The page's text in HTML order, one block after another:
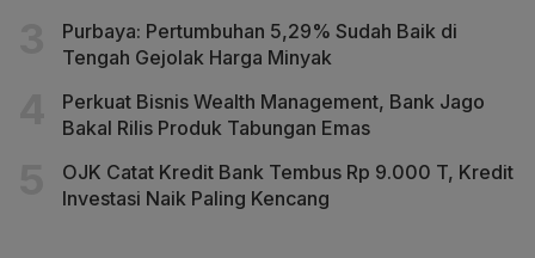
Purbaya: Pertumbuhan 5,29% Sudah Baik di
Tengah Gejolak Harga Minyak
Perkuat Bisnis Wealth Management, Bank Jago
Bakal Rilis Produk Tabungan Emas
OJK Catat Kredit Bank Tembus Rp 9.000 T, Kredit
Investasi Naik Paling Kencang